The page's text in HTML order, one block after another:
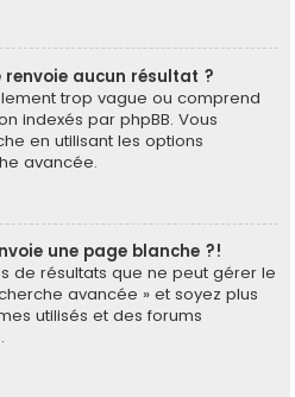
renvoie aucun résultat ?
trop vague ou comprend
indexés par phpBB. Vous
en utilisant les options
avancée.
une page blanche ?!
de résultats que ne peut gérer le
avancée » et soyez plus
utilisés et des forums